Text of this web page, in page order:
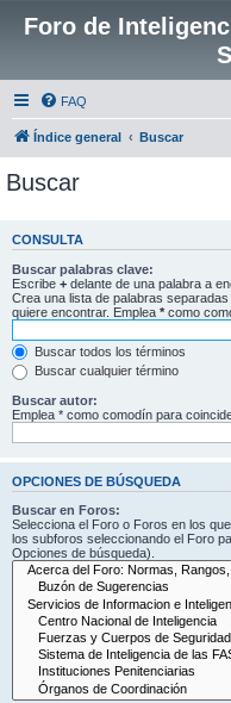
Foro de
FAQ
Índice general Buscar
Buscar
CONSULTA
Buscar palabras clave:
Escribe + delante de una palabra a
Crea una lista de palabras separadas
quiere encontrar. Emplea * como
Buscar todos los términos
Buscar cualquier término
Buscar autor:
Emplea * como comodín para
OPCIONES DE BÚSQUEDA
Buscar en Foros:
Selecciona el Foro o Foros en los
los subforos seleccionando el Foro
Opciones de búsqueda).